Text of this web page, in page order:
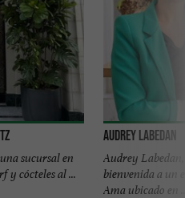
sucursal en
y cócteles al ...
Audrey Labedan
Audrey
bienvenida a un
Ama ubicado en